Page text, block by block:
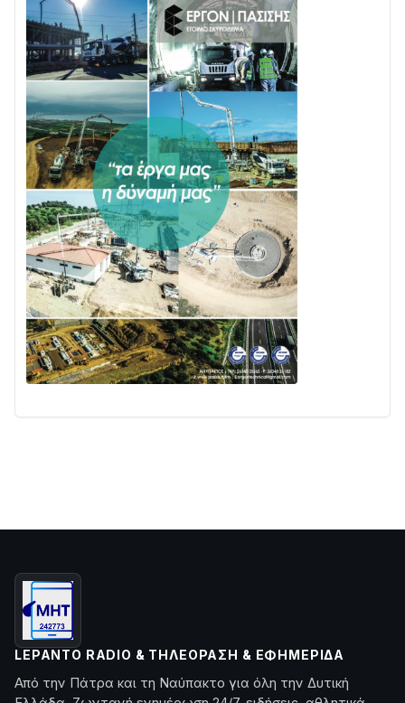
LEPANTO RADIO & ΤΗΛΕΌΡΑΣΗ & ΕΦΗΜΕΡΊΔΑ
Από την Πάτρα και τη Ναύπακτο για όλη την Δυτική